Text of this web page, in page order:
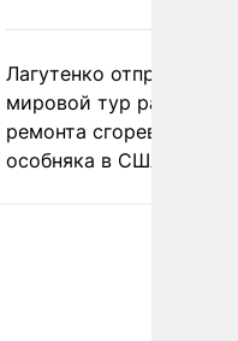
Лагутенко отправился в
мировой тур ради
ремонта сгоревшего
особняка в США